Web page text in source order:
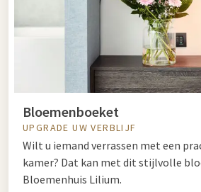
Bloemenboeket
UPGRADE UW VERBLIJF
Wilt u iemand verrassen met een
kamer? Dat kan met dit stijlvolle
Bloemenhuis Lilium.